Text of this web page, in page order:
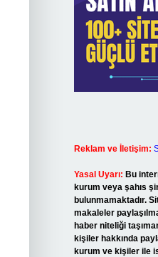
Reklam ve İletişim:
Yasal Uyarı: Bu
kurum veya şahıs
bulunmamaktadır.
makaleler
haber niteliği
kişiler hakkında
kurum ve kişiler ile